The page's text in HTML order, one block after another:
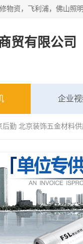
贸有限公司
企业
后勤 北京装饰五金材料供